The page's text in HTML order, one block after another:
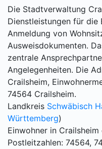
Die Stadtverwaltung
Dienstleistungen für die
Anmeldung von
Ausweisdokumenten.
zentrale
Angelegenheiten. Die
Crailsheim,
74564 Crailsheim.
Landkreis Schwäbisch
Württemberg)
Einwohner in
Postleitzahlen: 74564,